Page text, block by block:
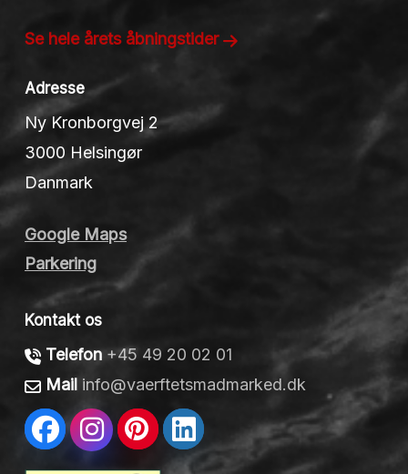
Se hele årets åbningstider
Adresse
Ny Kronborgvej 2
3000 Helsingør
Danmark
Google Maps
Parkering
Kontakt os
Telefon +45 49 20 02 01
Mail info@vaerftetsmadmarked.dk